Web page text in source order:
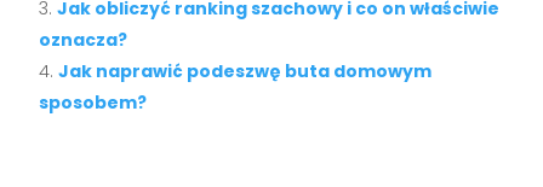
Jak obliczyć ranking szachowy i co on właściwie
oznacza?
Jak naprawić podeszwę buta domowym
sposobem?